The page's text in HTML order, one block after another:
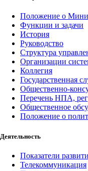
Положение о
Функции и задачи
История
Руководство
Структура
Организации
Коллегия
Государственная
Общественно-
Перечень НПА,
Общественное
Положение о
Деятельность
Показатели
Телекоммуникация